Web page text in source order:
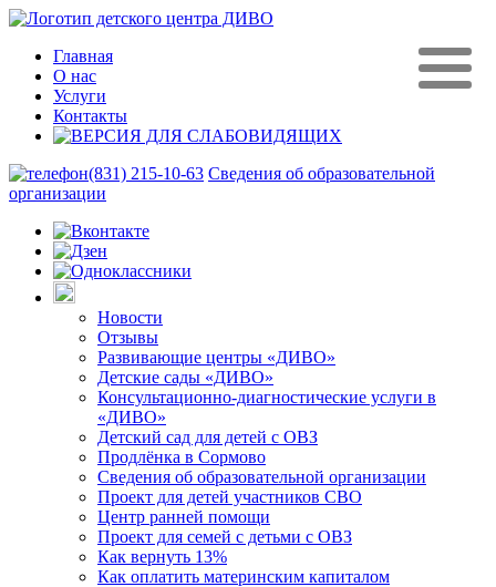
Главная
О нас
Услуги
Контакты
(831) 215-10-63 Сведения об образовательной
организации
Новости
Отзывы
Развивающие центры «ДИВО»
Детские сады «ДИВО»
Консультационно-диагностические услуги в
«ДИВО»
Детский сад для детей с ОВЗ
Продлёнка в Сормово
Сведения об образовательной организации
Проект для детей участников СВО
Центр ранней помощи
Проект для семей с детьми с ОВЗ
Как вернуть 13%
Как оплатить материнским капиталом